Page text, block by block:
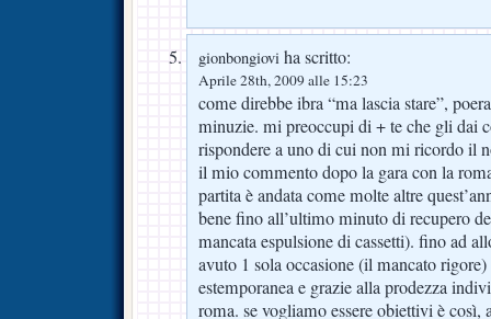
gionbongiovi ha scritto:
Aprile 28th, 2009 alle 15:23
come direbbe ibra “ma lascia stare”,
minuzie. mi preoccupi di + te che gli dai
rispondere a uno di cui non mi ricordo il
il mio commento dopo la gara con la
partita è andata come molte altre
bene fino all’ultimo minuto di recupero
mancata espulsione di cassetti). fino ad
avuto 1 sola occasione (il mancato
estemporanea e grazie alla prodezza
roma. se vogliamo essere obiettivi è